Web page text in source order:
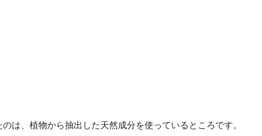
は、植物から抽出した天然成分を使っているところです。